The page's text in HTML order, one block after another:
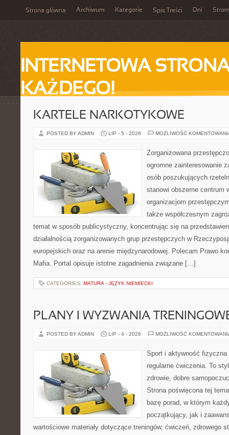
Strona główna Archiwum Kategorie Spis Treści Dni
INTERNETOWA
KAŻDEGO!
KARTELE NARKOTYKOWE
POSTED BY ADMIN LIP - 5 - 2026 MOŻLIWOŚĆ
Zorganizowana
ogromne zainteresowanie
osób poszukujących
stanowi obszerne centrum
organizacjom
także współczesnym
temat w sposób publicystyczny, koncentrując się na
działalnością zorganizowanych grup przestępczych w
europejskich oraz na arenie międzynarodowej. Polecam Prawo
Mafia. Portal opisuje istotne zagadnienia związane […]
CATEGORIES: MATURA - JĘZYK NIEMIECKI
PLANY I WYZWANIA
POSTED BY ADMIN LIP - 4 - 2026 MOŻLIWOŚĆ
Sport i aktywność
regularne ćwiczenia. To
zdrowie, dobre
Strona poświęcona tej
bazę porad, w którym
początkujący, jak i
wartościowe materiały dotyczące treningów, ćwiczeń, zdrowego